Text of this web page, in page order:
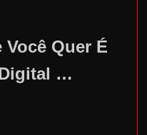
Você Quer É
…